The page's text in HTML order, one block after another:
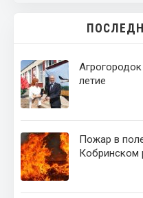
летие
Пожар в
Кобринском